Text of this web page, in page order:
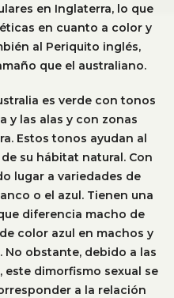
en Inglaterra, lo que
en cuanto a color y
al Periquito inglés,
que el australiano.
es verde con tonos
y las alas y con zonas
Estos tonos ayudan al
su hábitat natural. Con
lugar a variedades de
o el azul. Tienen una
diferencia macho de
color azul en machos y
No obstante, debido a las
dimorfismo sexual se
a la relación